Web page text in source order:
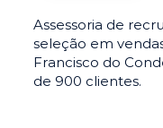
Assessoria de
seleção em
Francisco do
de 900 clientes.